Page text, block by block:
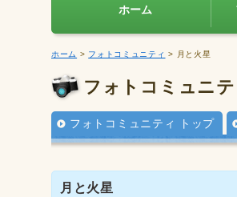
ホーム
ホーム > フォトコミュニティ > 月と火星
フォトコミュニテ
フォトコミュニティ トップ
月と火星